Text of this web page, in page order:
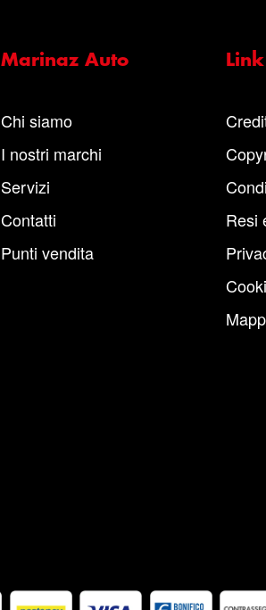
Marinaz Auto
Chi siamo
I nostri marchi
Servizi
Contatti
Punti vendita
Resi